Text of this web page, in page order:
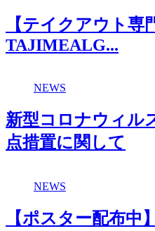
【テイクアウト専
TAJIMEALG...
NEWS
新型コロナウィル
点措置に関して
NEWS
【ポスター配布中